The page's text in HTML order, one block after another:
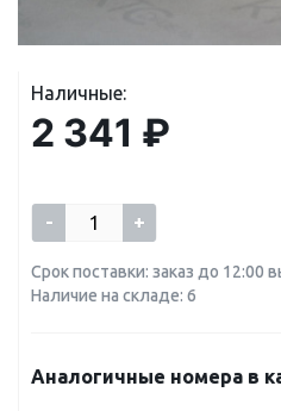
Наличные:
2 341 ₽
- +
Срок поставки: заказ до 12:00
Наличие на складе: 6
Аналогичные номера в